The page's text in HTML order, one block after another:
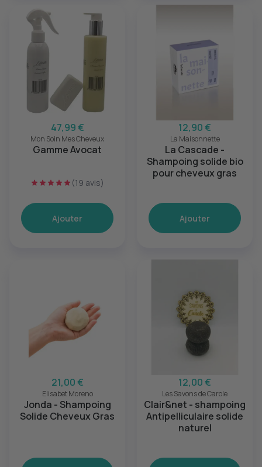
47,99 €
Mon Soin Mes Cheveux
Gamme Avocat
(19 avis)
Ajouter
12,90 €
La Maisonnette
La Cascade -
Shampoing solide bio
pour cheveux gras
Ajouter
21,00 €
Elisabet Moreno
Jonda - Shampoing
Solide Cheveux Gras
12,00 €
Les Savons de Carole
Clair&net - shampoing
Antipelliculaire solide
naturel